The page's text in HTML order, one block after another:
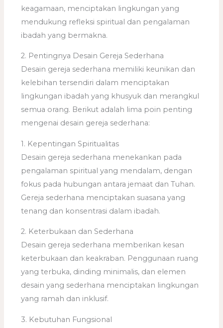
keagamaan, menciptakan lingkungan yang
mendukung refleksi spiritual dan pengalaman
ibadah yang bermakna.
2. Pentingnya Desain Gereja Sederhana
Desain gereja sederhana memiliki keunikan dan
kelebihan tersendiri dalam menciptakan
lingkungan ibadah yang khusyuk dan merangkul
semua orang. Berikut adalah lima poin penting
mengenai desain gereja sederhana:
1. Kepentingan Spiritualitas
Desain gereja sederhana menekankan pada
pengalaman spiritual yang mendalam, dengan
fokus pada hubungan antara jemaat dan Tuhan.
Gereja sederhana menciptakan suasana yang
tenang dan konsentrasi dalam ibadah.
2. Keterbukaan dan Sederhana
Desain gereja sederhana memberikan kesan
keterbukaan dan keakraban. Penggunaan ruang
yang terbuka, dinding minimalis, dan elemen
desain yang sederhana menciptakan lingkungan
yang ramah dan inklusif.
3. Kebutuhan Fungsional